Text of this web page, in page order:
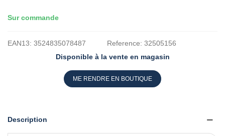
Sur commande
EAN13: 3524835078487 Reference: 32505156
Disponible à la vente en magasin
ME RENDRE EN BOUTIQUE
Description